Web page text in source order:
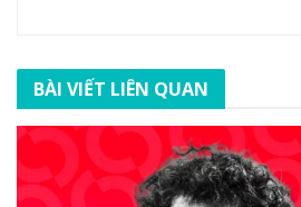
BÀI VIẾT LIÊN QUAN